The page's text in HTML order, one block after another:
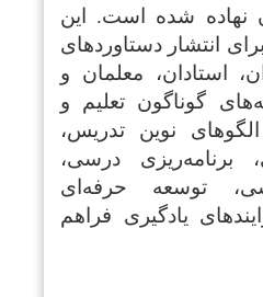
نهاده شده است. این
انتشار دستاوردهای
استادان، معلمان و
گوناگون تعلیم و
نوین تدریس،
برنامه‌ریزی درسی،
توسعه حرفه‌ای
یادگیری فراهم